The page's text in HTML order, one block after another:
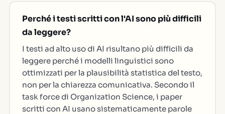
Perché i testi scritti con l'AI sono più difficili
da leggere?
I testi ad alto uso di AI risultano più difficili da
leggere perché i modelli linguistici sono
ottimizzati per la plausibilità statistica del testo,
non per la chiarezza comunicativa. Secondo il
task force di Organization Science, i paper
scritti con AI usano sistematicamente parole